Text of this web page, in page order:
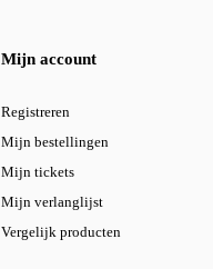
Mijn account
Registreren
Mijn bestellingen
Mijn tickets
Mijn verlanglijst
Vergelijk producten